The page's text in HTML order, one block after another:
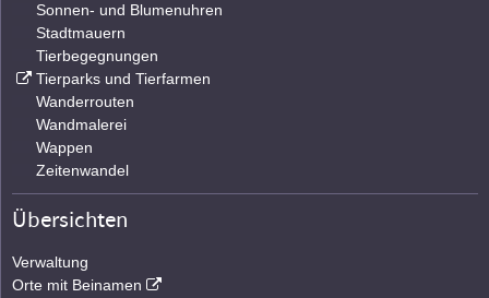
Sonnen- und Blumenuhren
Stadtmauern
Tierbegegnungen
Tierparks und Tierfarmen
Wanderrouten
Wandmalerei
Wappen
Zeitenwandel
Übersichten
Verwaltung
Orte mit Beinamen